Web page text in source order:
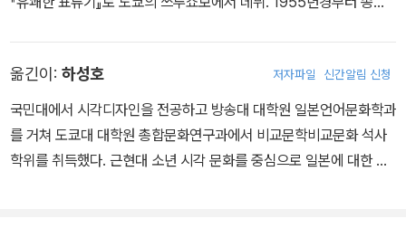
운 기법을 스스로 ‘극화’라 명명한다. 1959년 초두에 ‘극화 붐’이 일
어나지만, 원래의 의미를 잃은 ‘극화’에 환멸을 느낀다. 업계에 등을
돌리고 사회의 밑바닥으로 눈길을 옮긴 의욕작을 발표. 이들 작품은 1
980년대 이후 해외에서 높이 평가받아, 국제적인 코믹 페스티벌에
옮긴이: 하성호 저자파일 신간알림 신청
국민대에서 시각디자인을 전공하고 방송대 대학원 일본언어문화학과
를 거쳐 도쿄대 대학원 총합문화연구과에서 비교문학비교문화 석사
학위를 취득했다. 근현대 소년 시각 문화를 중심으로 일본에 대한 지